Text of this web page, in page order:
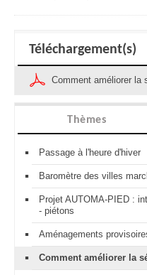
Téléchargement(s)
Comment améliorer la
Thèmes
Passage à l'heure d'hiver
Baromètre des villes
Projet AUTOMA-PIED :
- piétons
Aménagements
Comment améliorer la